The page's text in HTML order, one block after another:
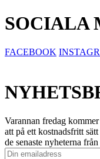
SOCIALA
FACEBOOK
Varannan fredag
att på ett kostnadsfritt
de senaste nyheterna